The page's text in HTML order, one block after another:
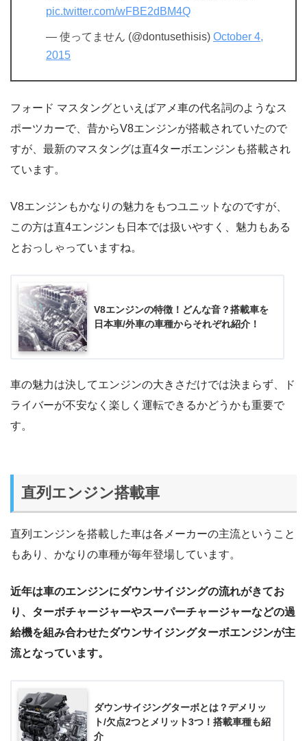
pic.twitter.com/wFBE2dBM4Q
— 使ってません (@dontusethisis) October 4,
2015
フォード マスタングといえばアメ車の代名詞のようなス
ポーツカーで、昔からV8エンジンが搭載されていたので
すが、最新のマスタングは直4ターボエンジンも搭載され
ています。
V8エンジンもかなりの魅力をもつユニットなのですが、
この方は直4エンジンも日本では扱いやすく、魅力もある
とおっしゃっていますね。
V8エンジンの特徴！どんな音？搭載車を
日本車/外車の車種からそれぞれ紹介！
車の魅力は決してエンジンの大きさだけでは決まらず、ド
ライバーが不安なく楽しく運転できるかどうかも重要で
す。
直列エンジン搭載車
直列エンジンを搭載した車は各メーカーの主流ということ
もあり、かなりの車種が毎年登場しています。
近年は車のエンジンにダウンサイジングの流れがきてお
り、ターボチャージャーやスーパーチャージャーなどの過
給機を組み合わせたダウンサイジングターボエンジンが主
流となっています。
ダウンサイジングターボとは？デメリッ
ト/欠点2つとメリット3つ！搭載車種も紹
介